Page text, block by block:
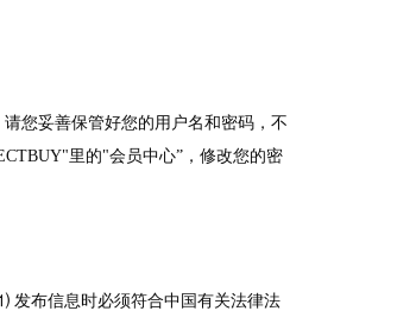
您妥善保管好您的用户名和密码，不
里的"会员中心”，修改您的密
发布信息时必须符合中国有关法律法